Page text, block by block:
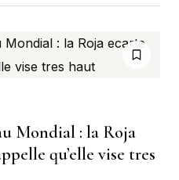
Mondial : la Roja
qu’elle vise tres